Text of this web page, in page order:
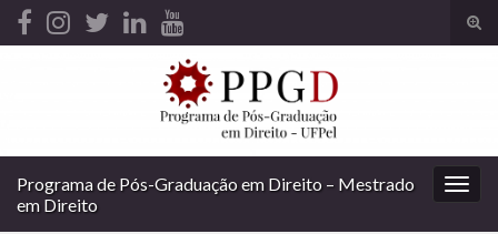
Search for:
Programa de Pós-Graduação em Direito – Mestrado
em Direito